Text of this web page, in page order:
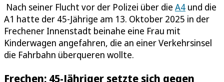
Nach seiner Flucht vor der Polizei über die A4 und die
A1 hatte der 45-Jährige am 13. Oktober 2025 in der
Frechener Innenstadt beinahe eine Frau mit
Kinderwagen angefahren, die an einer Verkehrsinsel
die Fahrbahn überqueren wollte.
Frechen: 45-Jähriger setzte sich gegen